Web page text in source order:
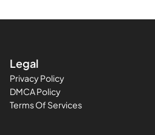
Legal
Privacy Policy
DMCA Policy
Terms Of Services